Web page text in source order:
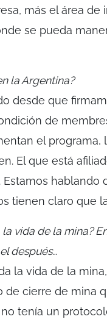
más el área
se pueda
la Argentina?
desde que
de
el programa,
El que está
hablando
tienen claro que
vida de la mina?
después…
la vida de la
de cierre de mina
no tenía un